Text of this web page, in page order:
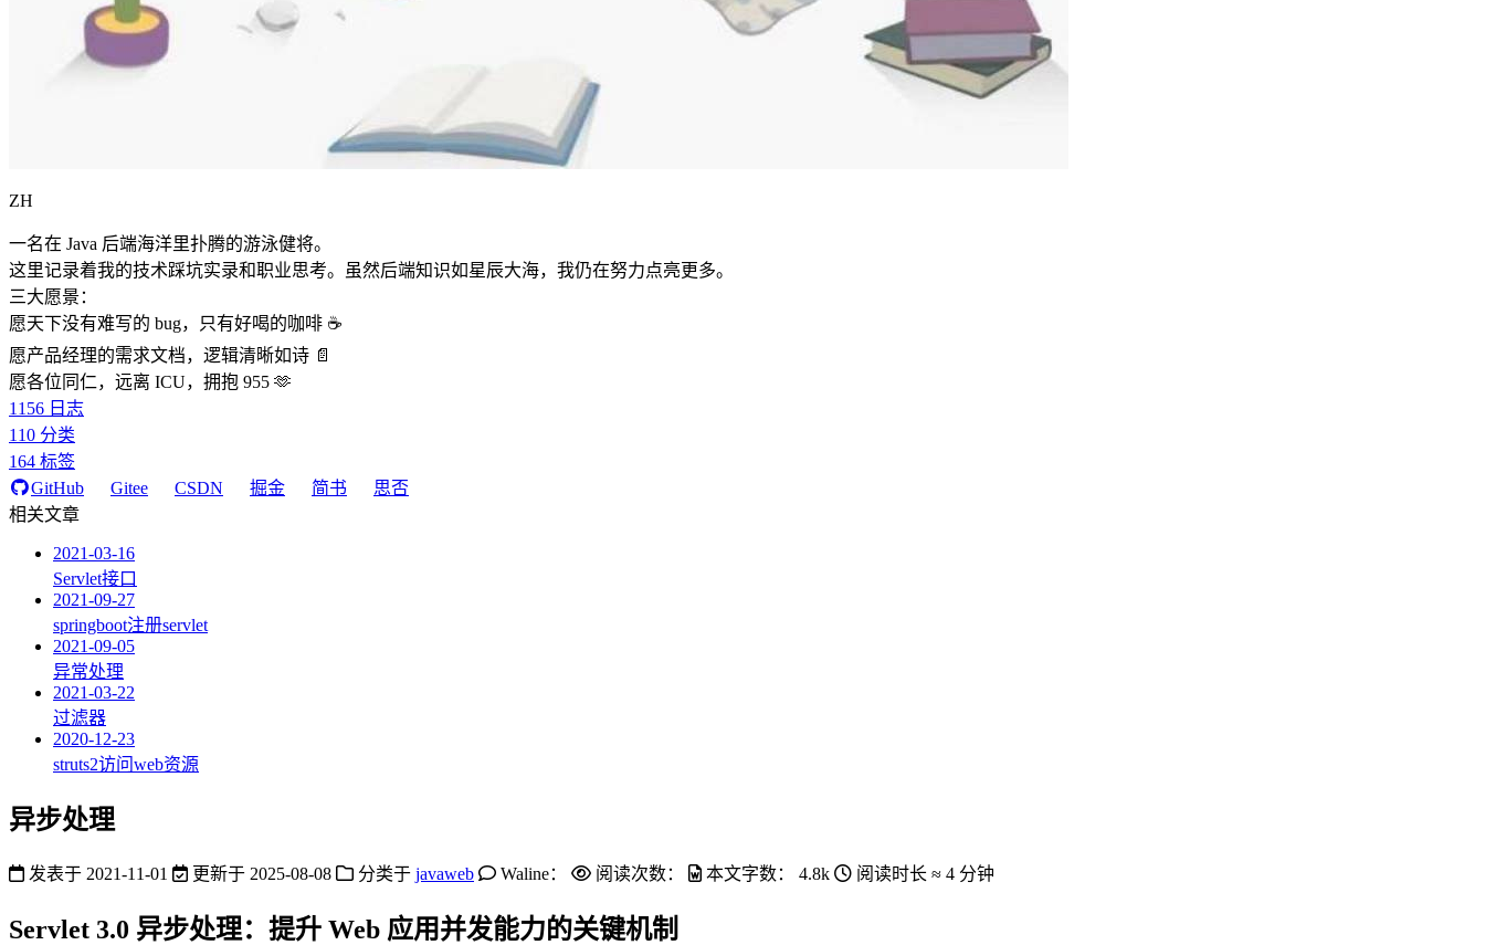
ZH
一名在 Java 后端海洋里扑腾的游泳健将。
这里记录着我的技术踩坑实录和职业思考。虽然后端知识如星辰大海，我仍在努力点亮更多。
三大愿景：
愿天下没有难写的 bug，只有好喝的咖啡 ☕️
愿产品经理的需求文档，逻辑清晰如诗 📄
愿各位同仁，远离 ICU，拥抱 955 🫶
1156 日志
110 分类
164 标签
GitHub
Gitee CSDN 掘金 简书
思否
相关文章
2021-03-16
Servlet接口
2021-09-27
springboot注册servlet
2021-09-05
异常处理
2021-03-22
过滤器
2020-12-23
struts2访问web资源
异步处理
发表于 2021-11-01 更新于 2025-08-08 分类于 javaweb Waline： 阅读次数： 本文字数： 4.8k 阅读时长 ≈ 4 分钟
Servlet 3.0 异步处理：提升 Web 应用并发能力的关键机制